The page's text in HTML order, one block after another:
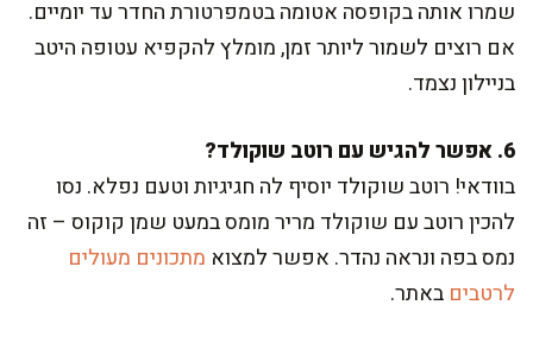
שמרו אותה בקופסה אטומה בטמפרטורת החדר עד יומיים.
אם רוצים לשמור ליותר זמן, מומלץ להקפיא עטופה היטב
בניילון נצמד.
6. אפשר להגיש עם רוטב שוקולד?
בוודאי! רוטב שוקולד יוסיף לה חגיגיות וטעם נפלא. נסו
להכין רוטב עם שוקולד מריר מומס במעט שמן קוקוס – זה
נמס בפה ונראה נהדר. אפשר למצוא מתכונים מעולים
לרטבים באתר.